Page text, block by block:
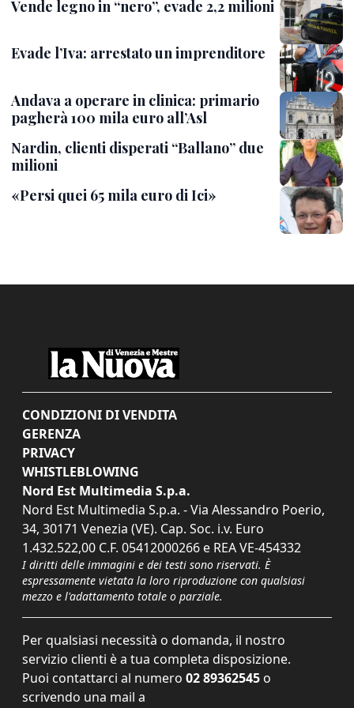
Vende legno in “nero”, evade 2,2 milioni
Evade l’Iva: arrestato un imprenditore
Andava a operare in clinica: primario
pagherà 100 mila euro all’Asl
Nardin, clienti disperati “Ballano” due
milioni
«Persi quei 65 mila euro di Ici»
CONDIZIONI DI VENDITA
GERENZA
PRIVACY
WHISTLEBLOWING
Nord Est Multimedia S.p.a.
Nord Est Multimedia S.p.a. - Via Alessandro Poerio,
34, 30171 Venezia (VE). Cap. Soc. i.v. Euro
1.432.522,00 C.F. 05412000266 e REA VE-454332
I diritti delle immagini e dei testi sono riservati. È
espressamente vietata la loro riproduzione con qualsiasi
mezzo e l'adattamento totale o parziale.
Per qualsiasi necessità o domanda, il nostro
servizio clienti è a tua completa disposizione.
Puoi contattarci al numero 02 89362545 o
scrivendo una mail a